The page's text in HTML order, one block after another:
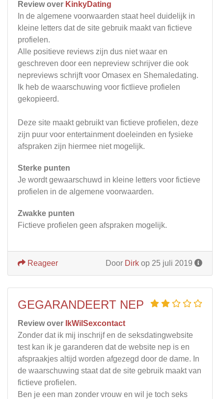
Review over KinkyDating
In de algemene voorwaarden staat heel duidelijk in
kleine letters dat de site gebruik maakt van fictieve
profielen.
Alle positieve reviews zijn dus niet waar en
geschreven door een nepreview schrijver die ook
nepreviews schrijft voor Omasex en Shemaledating.
Ik heb de waarschuwing voor fictlieve profielen
gekopieerd.
Deze site maakt gebruikt van fictieve profielen, deze
zijn puur voor entertainment doeleinden en fysieke
afspraken zijn hiermee niet mogelijk.
Sterke punten
Je wordt gewaarschuwd in kleine letters voor fictieve
profielen in de algemene voorwaarden.
Zwakke punten
Fictieve profielen geen afspraken mogelijk.
Door Dirk op 25 juli 2019
Reageer
GEGARANDEERT NEP
Review over
IkWilSexcontact
Zonder dat ik mij inschrijf en de seksdatingwebsite
test kan ik je garanderen dat de website nep is en
afspraakjes altijd worden afgezegd door de dame. In
de waarschuwing staat dat de site gebruik maakt van
fictieve profielen.
Ben je een man zonder vrouw en wil je toch seks